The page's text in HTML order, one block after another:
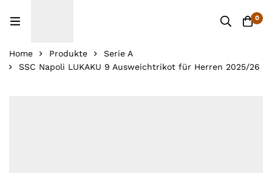
0
Home Produkte
Serie A
SSC Napoli LUKAKU 9 Ausweichtrikot für Herren 2025/26